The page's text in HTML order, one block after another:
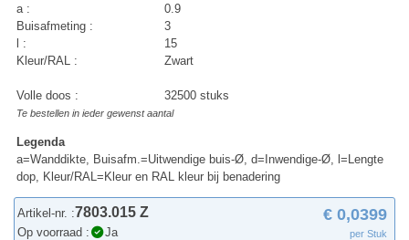
a :
0.9
Buisafmeting :
3
l :
15
Kleur/RAL :
Zwart
Volle doos : 32500 stuks
Te bestellen in ieder gewenst aantal
Legenda
a=Wanddikte, Buisafm.=Uitwendige buis-Ø, d=Inwendige-Ø, l=Lengte
dop, Kleur/RAL=Kleur en RAL kleur bij benadering
Artikel-nr. :7803.015 Z
Op voorraad : Ja
€ 0,0399
per Stuk